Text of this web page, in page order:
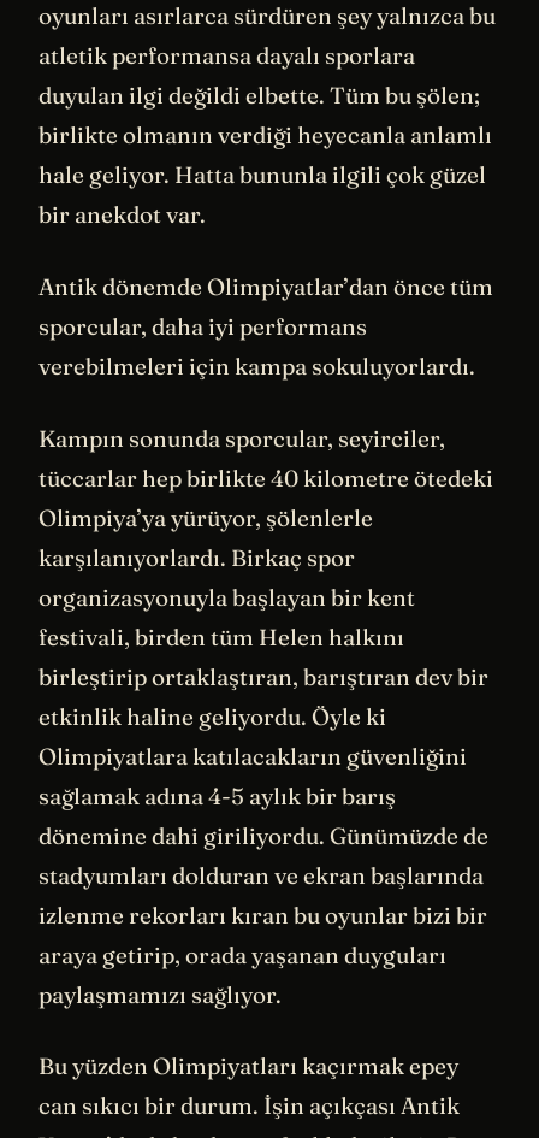
oyunları asırlarca sürdüren şey yalnızca bu
atletik performansa dayalı sporlara
duyulan ilgi değildi elbette. Tüm bu şölen;
birlikte olmanın verdiği heyecanla anlamlı
hale geliyor. Hatta bununla ilgili çok güzel
bir anekdot var.
Antik dönemde Olimpiyatlar’dan önce tüm
sporcular, daha iyi performans
verebilmeleri için kampa sokuluyorlardı.
Kampın sonunda sporcular, seyirciler,
tüccarlar hep birlikte 40 kilometre ötedeki
Olimpiya’ya yürüyor, şölenlerle
karşılanıyorlardı. Birkaç spor
organizasyonuyla başlayan bir kent
festivali, birden tüm Helen halkını
birleştirip ortaklaştıran, barıştıran dev bir
etkinlik haline geliyordu. Öyle ki
Olimpiyatlara katılacakların güvenliğini
sağlamak adına 4-5 aylık bir barış
dönemine dahi giriliyordu. Günümüzde de
stadyumları dolduran ve ekran başlarında
izlenme rekorları kıran bu oyunlar bizi bir
araya getirip, orada yaşanan duyguları
paylaşmamızı sağlıyor.
Bu yüzden Olimpiyatları kaçırmak epey
can sıkıcı bir durum. İşin açıkçası Antik